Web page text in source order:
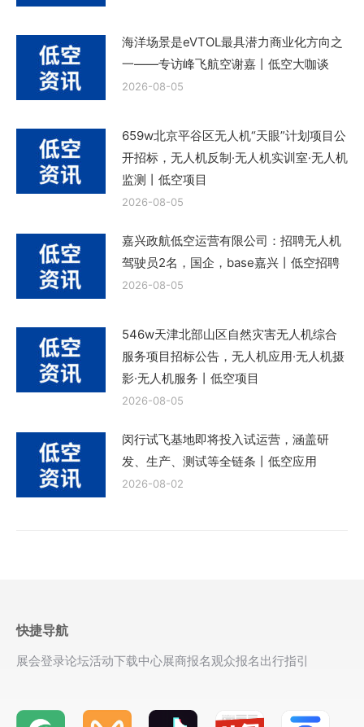
海洋场景是eVTOL最具潜力商业化方向之
一——专访峰飞航空谢嘉丨低空大咖谈
2026-08-05
659w北京平谷区无人机“天眼”计划项目公
开招标，无人机反制·无人机实训室·无人机
监测丨低空项目
2026-08-05
嘉兴政航低空运营有限公司：招聘无人机
驾驶员2名，国企，base嘉兴丨低空招聘
2026-08-05
546w天津北部山区自然灾害无人机综合
服务项目招标公告，无人机应用·无人机摄
影·无人机服务丨低空项目
2026-08-05
闵行试飞基地即将投入试运营，涵盖研
发、生产、测试等全链条丨低空应用
2026-08-02
快捷导航
展会登录论坛活动下载中心展商报名观众报名出行指引